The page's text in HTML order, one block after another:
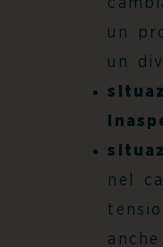
un
un
nel